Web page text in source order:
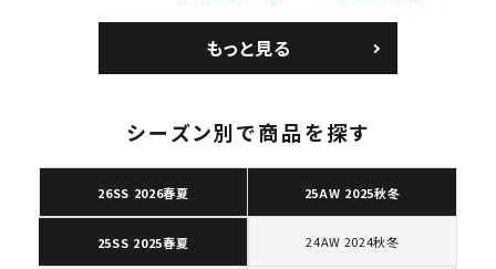
キーワードから探す
カー ホワイト 白
ムグッドイナフ ナイキ
エアフォース１スニー
ト
もっと見る
シーズン別で商品を探す
26SS 2026春夏 25AW 2025秋冬
25SS 2025春夏 24AW 2024秋冬